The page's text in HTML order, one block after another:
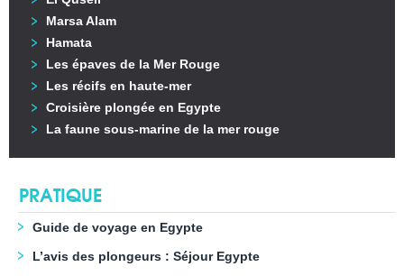
Marsa Alam
Hamata
Les épaves de la Mer Rouge
Les récifs en haute-mer
Croisière plongée en Egypte
La faune sous-marine de la mer rouge
PRATIQUE
Guide de voyage en Egypte
L’avis des plongeurs : Séjour Egypte